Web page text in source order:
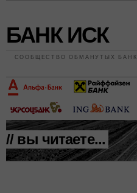
БАНК ИСК
СООБЩЕСТВО ОБМАНУТЫХ
// вы читаете...